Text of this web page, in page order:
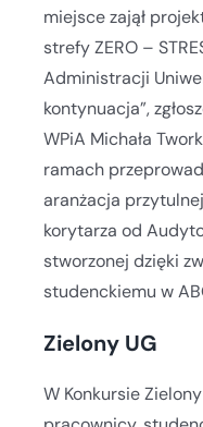
miejsce zajął
strefy ZERO –
Administracji
kontynuacja”,
WPiA Michała
ramach
aranżacja
korytarza od
stworzonej dzięki
studenckiemu w
Zielony UG
W Konkursie